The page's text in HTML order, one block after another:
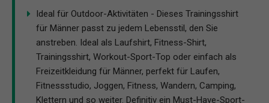
Ideal für Outdoor-Aktivitäten - Dieses Trainingsshirt
für Männer passt zu jedem Lebensstil, den Sie
anstreben. Ideal als Laufshirt, Fitness-Shirt,
Trainingsshirt, Workout-Sport-Top oder einfach als
Freizeitkleidung für Männer, perfekt für Laufen,
Fitnessstudio, Joggen, Fitness, Wandern, Camping,
Klettern und so weiter. Definitiv ein Must-Have-Sport-